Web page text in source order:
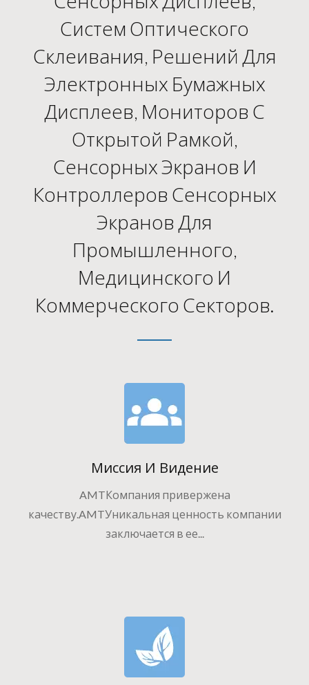
Систем Оптического
Склеивания, Решений Для
Электронных Бумажных
Дисплеев, Мониторов С
Открытой Рамкой,
Сенсорных Экранов И
Контроллеров Сенсорных
Экранов Для
Промышленного,
Медицинского И
Коммерческого Секторов.
Миссия И Видение
AMTКомпания привержена
качеству.AMTУникальная ценность компании
заключается в ее...